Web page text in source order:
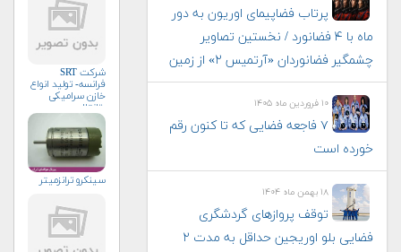
پرتاب فضاپیمای اوریون به دور
ماه با ۴ فضانورد / نخستین تصاویر
چشمگیر فضانوردان «آرتمیس ۲» از زمین
۱۰ فروردین ماه ۱۴۰۵
۷ فاجعه فضایی که تا کنون رقم
خورده است
۱۸ بهمن ماه ۱۴۰۴
توقف پروازهای گردشگری
فضایی بلو اوریجین حداقل به مدت ۲
شرکت SRT
فرانسه- تولید انواع
خازن سرامیکی
وتانتال
سینکرو ترانزمیتر